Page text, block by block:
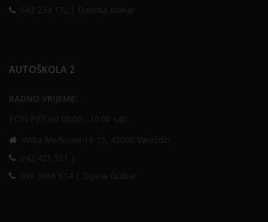
042 234 172 | Darinka Makar
AUTOŠKOLA 2
RADNO VRIJEME:
PON-PET od 08:00 - 16:00 sati
Vinka Međerala 13-15, 42000 Varaždin
042 421 321 |
099 3966 614 | Dijana Grabar